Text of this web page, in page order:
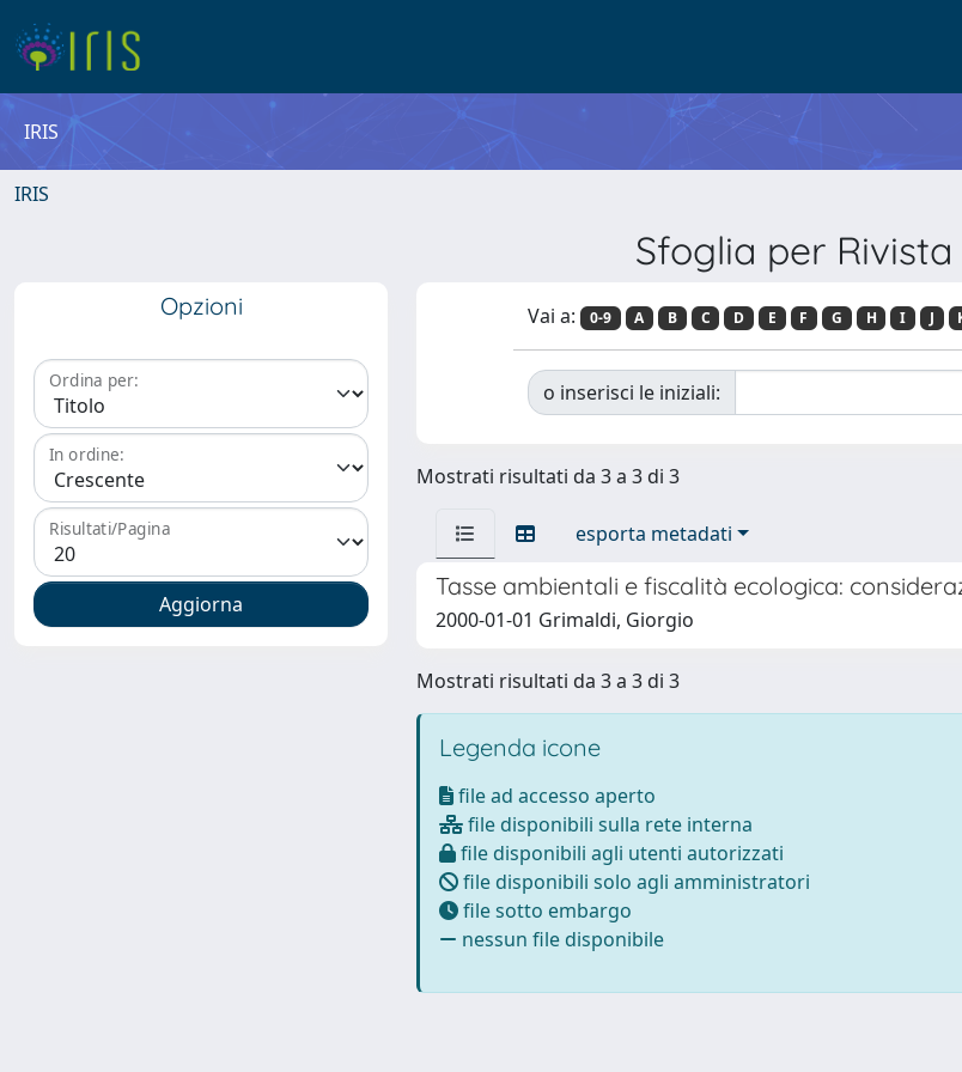
IRIS
IRIS
Sfoglia per Rivista
Opzioni
Ordina per:
In ordine:
Risultati/Pagina
Vai a: 0-9 A B C D E F G H I J
o inserisci le iniziali:
Mostrati risultati da 3 a 3 di 3
esporta metadati
Tasse ambientali e fiscalità ecologica:
2000-01-01 Grimaldi, Giorgio
Mostrati risultati da 3 a 3 di 3
Legenda icone
file ad accesso aperto
file disponibili sulla rete interna
file disponibili agli utenti autorizzati
file disponibili solo agli amministratori
file sotto embargo
nessun file disponibile